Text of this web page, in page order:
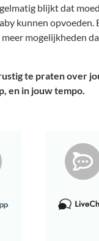
blijkt dat
kunnen opvoeden.
mogelijkheden
te praten over
en in jouw tempo.